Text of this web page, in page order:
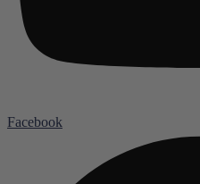
Facebook